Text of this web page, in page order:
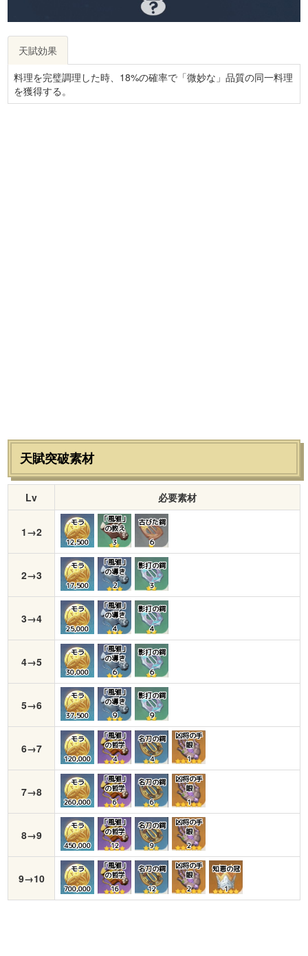
天賦効果
料理を完璧調理した時、18%の確率で「微妙な」品質の同一料理
を獲得する。
天賦突破素材
Lv 必要素材
1→2
モラ
12,500
「風雅」
の教え
3
古びた鍔
６
2→3
モラ
17,500
「風雅」
の導き
２
影打の鍔
３
3→4
モラ
25,000
「風雅」
の導き
４
影打の鍔
４
4→5
モラ
30,000
「風雅」
の導き
６
影打の鍔
６
5→6
モラ
37,500
「風雅」
の導き
９
影打の鍔
９
6→7
モラ
120,000
「風雅」
の哲学
4
名刀の鍔
4
凶将の手
眼
1
7→8
モラ
260,000
「風雅」
の哲学
6
名刀の鍔
6
凶将の手
眼
1
8→9
モラ
450,000
「風雅」
の哲学
12
名刀の鍔
9
凶将の手
眼
2
9→10
モラ
700,000
「風雅」
の哲学
16
名刀の鍔
12
凶将の手
眼
2
知恵の冠
1